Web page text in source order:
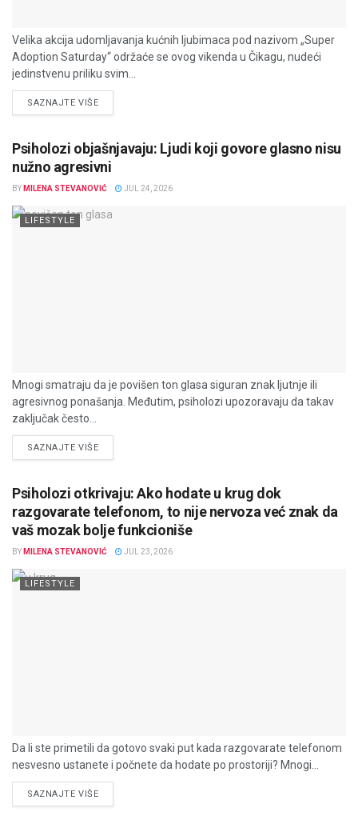
Velika akcija udomljavanja kućnih ljubimaca pod nazivom „Super
Adoption Saturday“ održaće se ovog vikenda u Čikagu, nudeći
jedinstvenu priliku svim...
SAZNAJTE VIŠEDETAILS
Psiholozi objašnjavaju: Ljudi koji govore glasno nisu
nužno agresivni
BY MILENA STEVANOVIĆ JUL 24, 2026
LIFESTYLE
Mnogi smatraju da je povišen ton glasa siguran znak ljutnje ili
agresivnog ponašanja. Međutim, psiholozi upozoravaju da takav
zaključak često...
SAZNAJTE VIŠEDETAILS
Psiholozi otkrivaju: Ako hodate u krug dok
razgovarate telefonom, to nije nervoza već znak da
vaš mozak bolje funkcioniše
BY MILENA STEVANOVIĆ JUL 23, 2026
LIFESTYLE
Da li ste primetili da gotovo svaki put kada razgovarate telefonom
nesvesno ustanete i počnete da hodate po prostoriji? Mnogi...
SAZNAJTE VIŠEDETAILS